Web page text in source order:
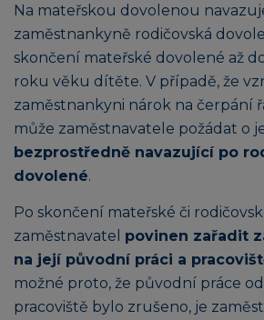
Na mateřskou dovolenou
zaměstnankyně rodičovská
skončení mateřské dovolené až
roku věku dítěte. V případě, že
zaměstnankyni nárok na čerpání
může zaměstnavatele požádat o
bezprostředně navazující po
dovolené.
Po skončení mateřské či
zaměstnavatel povinen zařadit
na její původní práci a
možné proto, že původní práce
pracoviště bylo zrušeno, je